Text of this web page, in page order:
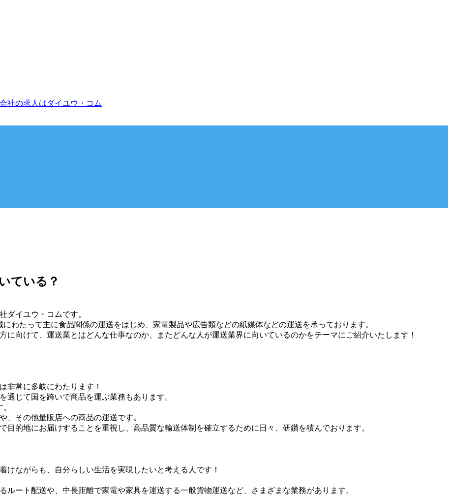
ている？
ダイユウ・コムです。
わたって主に食品関係の運送をはじめ、家電製品や広告類などの紙媒体などの運送を承っております。
向けて、運送業とはどんな仕事なのか、またどんな人が運送業界に向いているのかをテーマにご紹介いたします！
非常に多岐にわたります！
じて国を跨いで商品を運ぶ業務もあります。
、その他量販店への商品の運送です。
的地にお届けすることを重視し、高品質な輸送体制を確立するために日々、研鑽を積んでおります。
ながらも、自分らしい生活を実現したいと考える人です！
ート配送や、中長距離で家電や家具を運送する一般貨物運送など、さまざまな業務があります。